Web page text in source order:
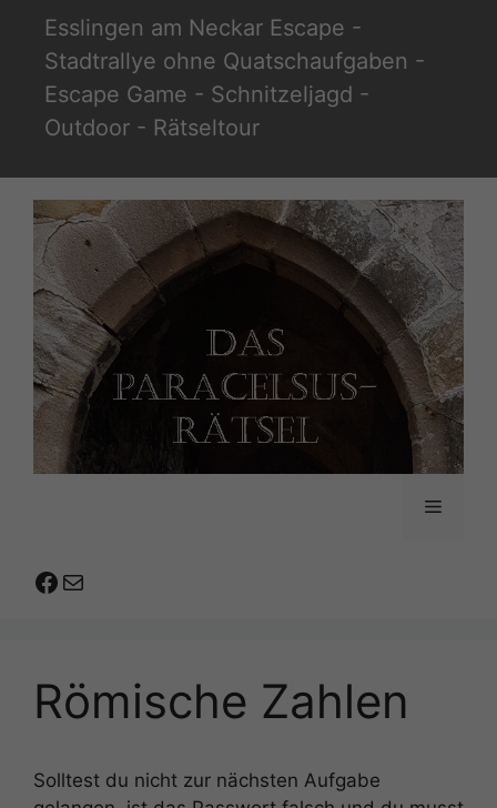
Inhalt
springen
Esslingen am Neckar Escape -
Stadtrallye ohne Quatschaufgaben -
Escape Game - Schnitzeljagd -
Outdoor - Rätseltour
Menü
Facebook
E-Mail
Römische Zahlen
Solltest du nicht zur nächsten Aufgabe